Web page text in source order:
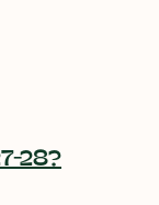
28?